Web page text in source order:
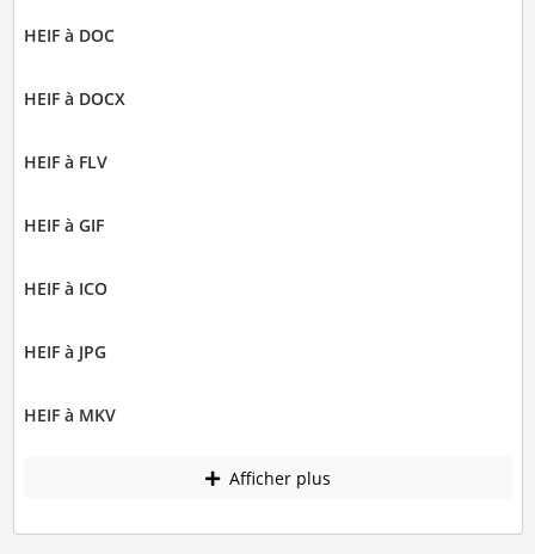
HEIF à DOC
HEIF à DOCX
HEIF à FLV
HEIF à GIF
HEIF à ICO
HEIF à JPG
HEIF à MKV
Afficher plus